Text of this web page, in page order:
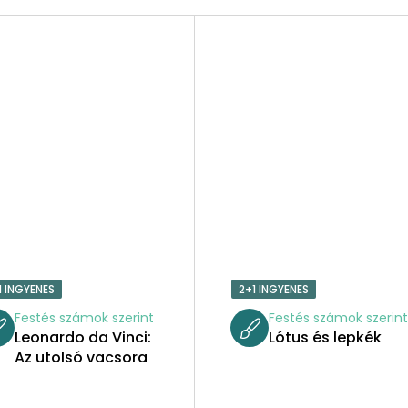
INGYENES
Festés számok szerint
Leonardo da Vinci:
Az utolsó vacsora
2+1 INGYENES
Festés számok szerint
Lótus és lepkék